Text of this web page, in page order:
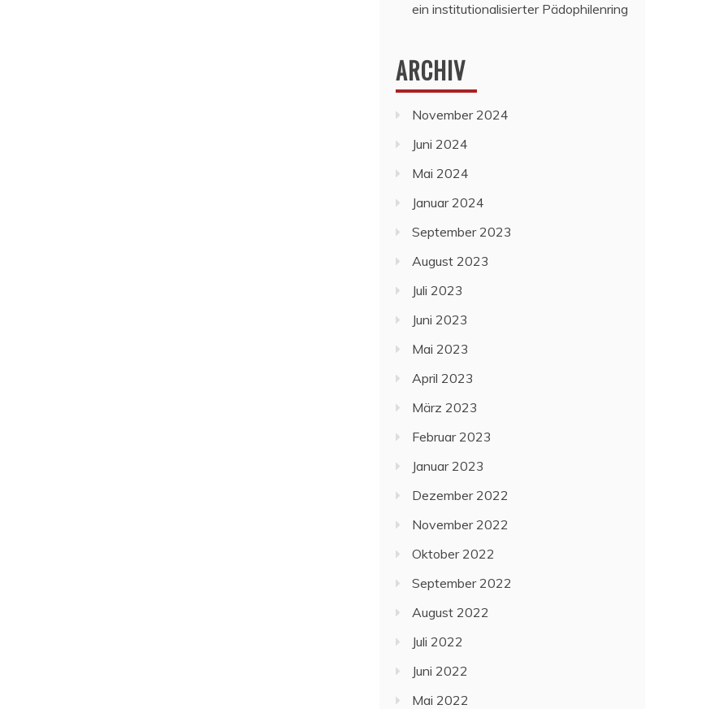
ein institutionalisierter Pädophilenring
ARCHIV
November 2024
Juni 2024
Mai 2024
Januar 2024
September 2023
August 2023
Juli 2023
Juni 2023
Mai 2023
April 2023
März 2023
Februar 2023
Januar 2023
Dezember 2022
November 2022
Oktober 2022
September 2022
August 2022
Juli 2022
Juni 2022
Mai 2022